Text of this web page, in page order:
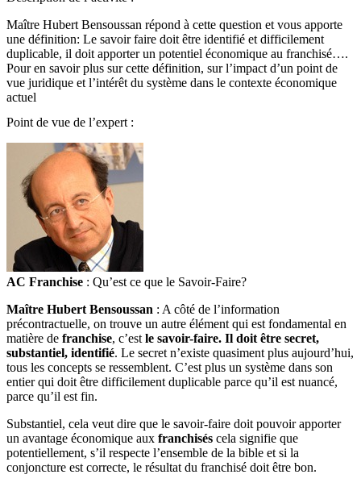
Maître Hubert Bensoussan répond à cette question et vous apporte
une définition: Le savoir faire doit être identifié et difficilement
duplicable, il doit apporter un potentiel économique au franchisé….
Pour en savoir plus sur cette définition, sur l’impact d’un point de
vue juridique et l’intérêt du système dans le contexte économique
actuel
Point de vue de l’expert :
AC Franchise : Qu’est ce que le Savoir-Faire?
Maître Hubert Bensoussan : A côté de l’information
précontractuelle, on trouve un autre élément qui est fondamental en
matière de franchise, c’est le savoir-faire. Il doit être secret,
substantiel, identifié. Le secret n’existe quasiment plus aujourd’hui,
tous les concepts se ressemblent. C’est plus un système dans son
entier qui doit être difficilement duplicable parce qu’il est nuancé,
parce qu’il est fin.
Substantiel, cela veut dire que le savoir-faire doit pouvoir apporter
un avantage économique aux franchisés cela signifie que
potentiellement, s’il respecte l’ensemble de la bible et si la
conjoncture est correcte, le résultat du franchisé doit être bon.